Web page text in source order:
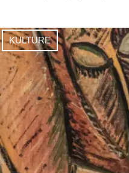
KULTURE